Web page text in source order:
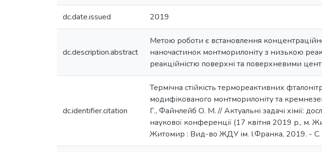
dc.date.issued 2019
dc.description.abstract
Метою роботи є встановлення
наночастинок монтморилоніту з низькою
реакційністю поверхні та поверхневими
dc.identifier.citation
Термічна стійкість термореактивних
модифікованого монтморилоніту та
Г., Файнлейб О. М. // Актуальні задачі хімії:
наукової конференції (17 квітня 2019 р., м.
Житомир : Вид-во ЖДУ ім. І.Франка, 2019. -